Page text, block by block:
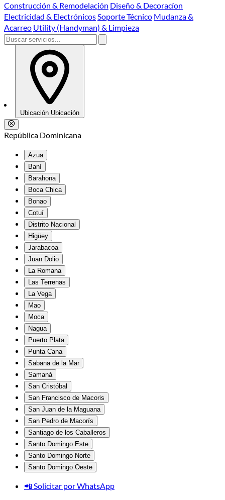
Construcción & Remodelación Diseño & Decoracíon
Electricidad & ElectrónicosSoporte Técnico Mudanza &
Acarreo Utility (Handyman) & Limpieza
Ubicación Ubicación
República Dominicana
Azua
Baní
Barahona
Boca Chica
Bonao
Cotuí
Distrito Nacional
Higüey
Jarabacoa
Juan Dolio
La Romana
Las Terrenas
La Vega
Mao
Moca
Nagua
Puerto Plata
Punta Cana
Sabana de la Mar
Samaná
San Cristóbal
San Francisco de Macoris
San Juan de la Maguana
San Pedro de Macorís
Santiago de los Caballeros
Santo Domingo Este
Santo Domingo Norte
Santo Domingo Oeste
📲 Solicitar por WhatsApp